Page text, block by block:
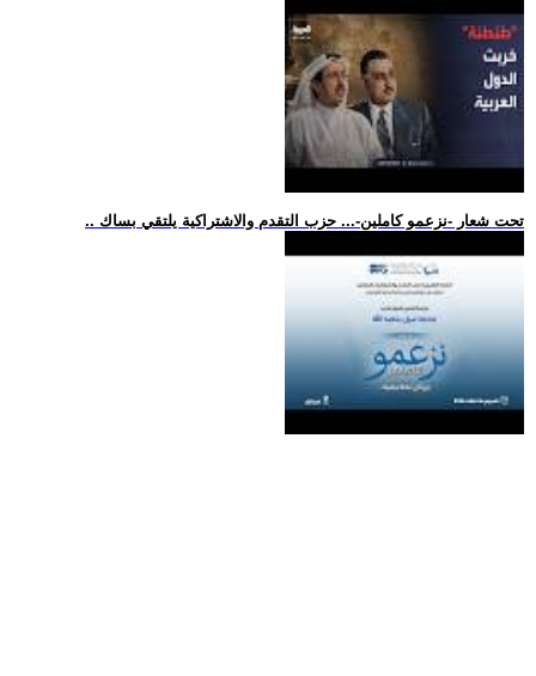
.. تحت شعار -نزعمو كاملين-... حزب التقدم والاشتراكية يلتقي بساك